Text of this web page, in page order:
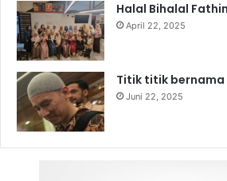
Halal Bihalal
April 22, 2025
Titik titik bernama
Juni 22, 2025